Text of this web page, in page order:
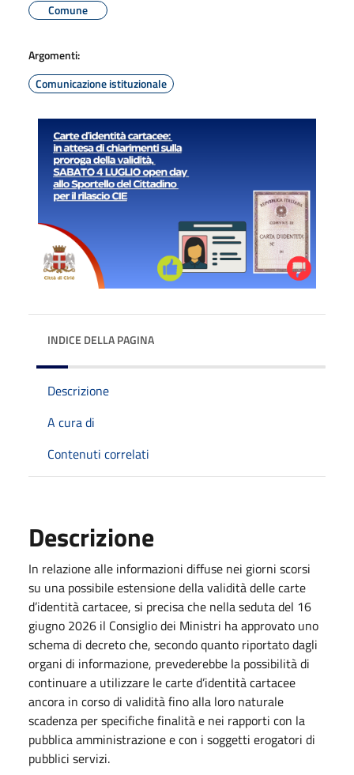
Comune
Argomenti:
Comunicazione istituzionale
INDICE DELLA PAGINA
Descrizione
A cura di
Contenuti correlati
Descrizione
In relazione alle informazioni diffuse nei giorni scorsi
su una possibile estensione della validità delle carte
d’identità cartacee, si precisa che nella seduta del 16
giugno 2026 il Consiglio dei Ministri ha approvato uno
schema di decreto che, secondo quanto riportato dagli
organi di informazione, prevederebbe la possibilità di
continuare a utilizzare le carte d’identità cartacee
ancora in corso di validità fino alla loro naturale
scadenza per specifiche finalità e nei rapporti con la
pubblica amministrazione e con i soggetti erogatori di
pubblici servizi.